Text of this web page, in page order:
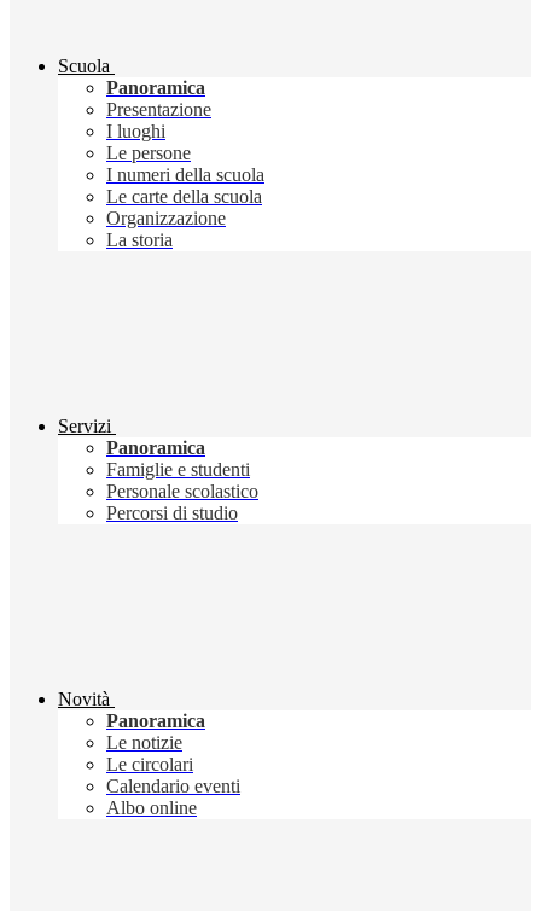
Scuola
Panoramica
Presentazione
I luoghi
Le persone
I numeri della scuola
Le carte della scuola
Organizzazione
La storia
Servizi
Panoramica
Famiglie e studenti
Personale scolastico
Percorsi di studio
Novità
Panoramica
Le notizie
Le circolari
Calendario eventi
Albo online